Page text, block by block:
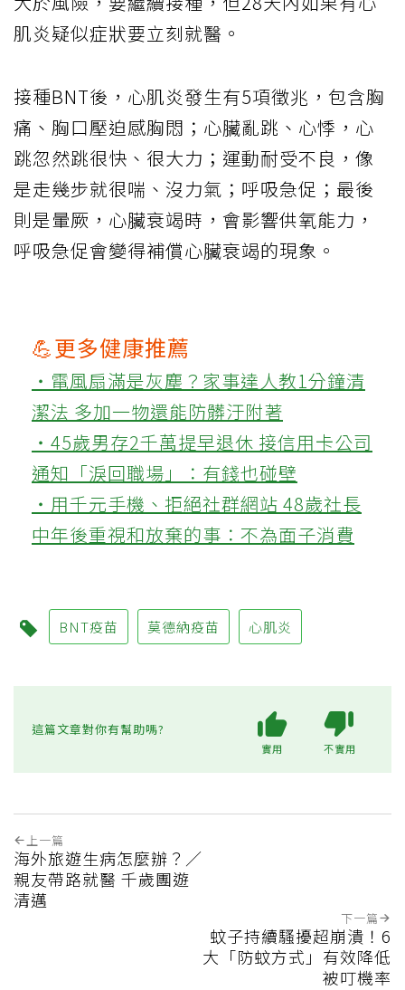
肌炎疑似症狀要立刻就醫。
接種BNT後，心肌炎發生有5項徵兆，包含胸
痛、胸口壓迫感胸悶；心臟亂跳、心悸，心
跳忽然跳很快、很大力；運動耐受不良，像
是走幾步就很喘、沒力氣；呼吸急促；最後
則是暈厥，心臟衰竭時，會影響供氧能力，
呼吸急促會變得補償心臟衰竭的現象。
💪更多健康推薦
‧電風扇滿是灰塵？家事達人教1分鐘清
潔法 多加一物還能防髒汙附著
‧45歲男存2千萬提早退休 接信用卡公司
通知「淚回職場」：有錢也碰壁
‧用千元手機、拒絕社群網站 48歲社長
中年後重視和放棄的事：不為面子消費
BNT疫苗 莫德納疫苗 心肌炎
這篇文章對你有幫助嗎?
實用 不實用
上一篇
海外旅遊生病怎麼辦？／
親友帶路就醫 千歲團遊
清邁
下一篇
蚊子持續騷擾超崩潰！6
大「防蚊方式」有效降低
被叮機率